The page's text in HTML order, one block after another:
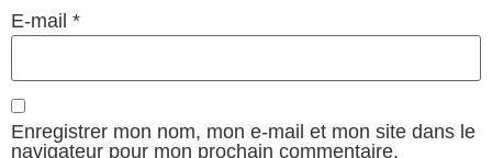
E-mail *
Enregistrer mon nom, mon e-mail et mon site dans le
navigateur pour mon prochain commentaire.